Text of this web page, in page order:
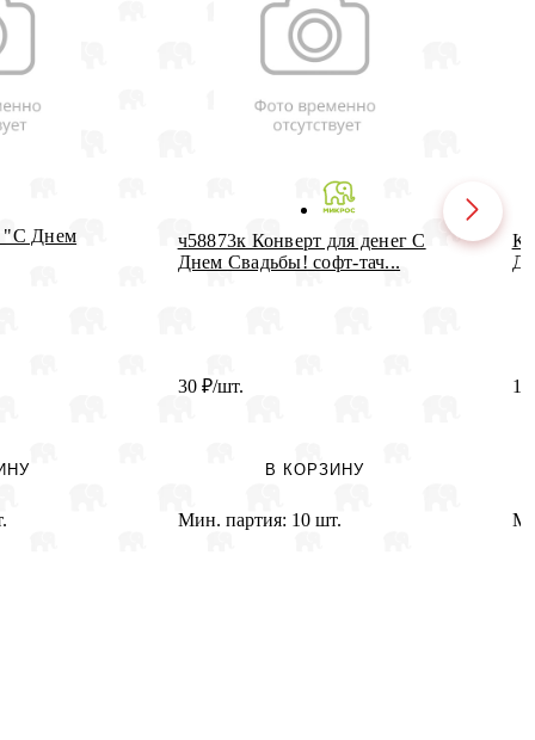
"С Днем
ч58873к Конверт для денег С
Днем Свадьбы! софт-тач...
30 ₽/шт.
В КОРЗИНУ
Мин. партия: 10 шт.
13